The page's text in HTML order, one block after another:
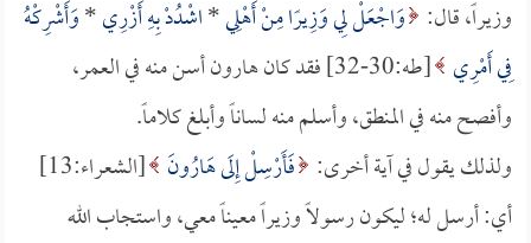
وزيراً، قال: وَاجْعَلْ لِي وَزِيرًا مِنْ أَهْلِي*اشْدُدْ بِهِ أَزْرِي*وَأَشْرِكْهُ
فِي أَمْرِي
[طه:30-32] فقد كان هارون أسن منه في العمر،
وأفصح منه في المنطق، وأسلم منه لساناً وأبلغ كلاماً.
ولذلك يقول في آية أخرى: فَأَرْسِلْ إِلَى هَارُونَ
[الشعراء:13]
أي: أرسل له؛ ليكون رسولاً وزيراً معيناً معي، واستجاب الله